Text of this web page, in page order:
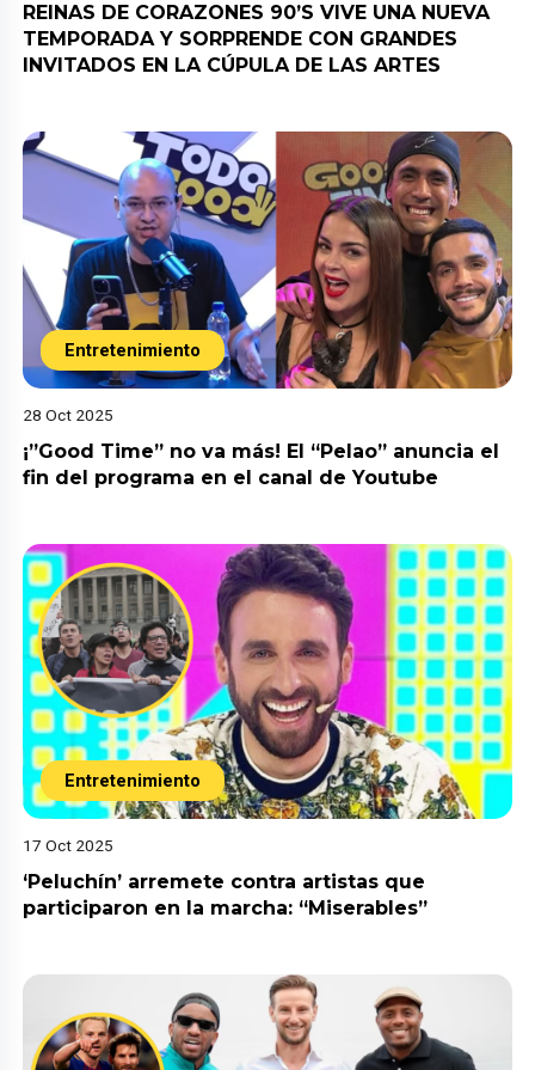
REINAS DE CORAZONES 90’S VIVE UNA NUEVA
TEMPORADA Y SORPRENDE CON GRANDES
INVITADOS EN LA CÚPULA DE LAS ARTES
Entretenimiento
28 Oct 2025
¡”Good Time” no va más! El “Pelao” anuncia el
fin del programa en el canal de Youtube
Entretenimiento
17 Oct 2025
‘Peluchín’ arremete contra artistas que
participaron en la marcha: “Miserables”